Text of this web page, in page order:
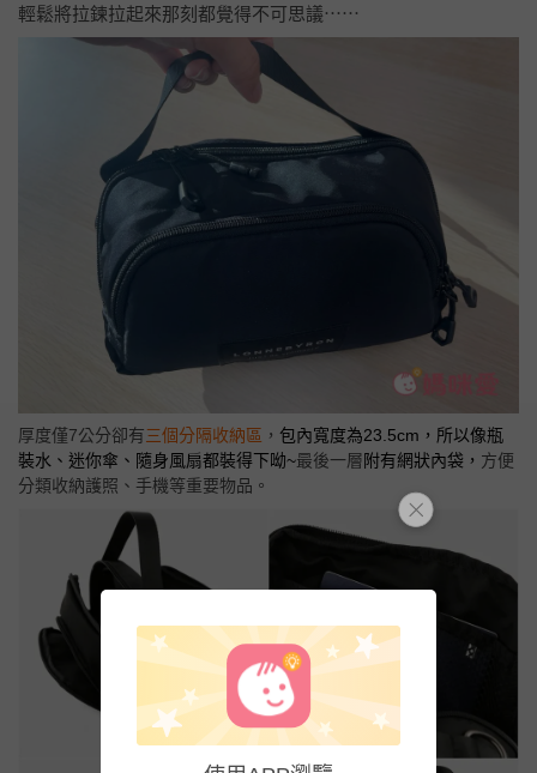
輕鬆將拉鍊拉起來那刻都覺得不可思議⋯⋯
厚度僅7公分卻有三個分隔收納區 ， 包內寬度為23.5cm，所以像瓶
裝水、迷你傘、隨身風扇都裝得下呦~最後一層附有網狀內袋， 方便
分類收納護照、手機等重要物品。